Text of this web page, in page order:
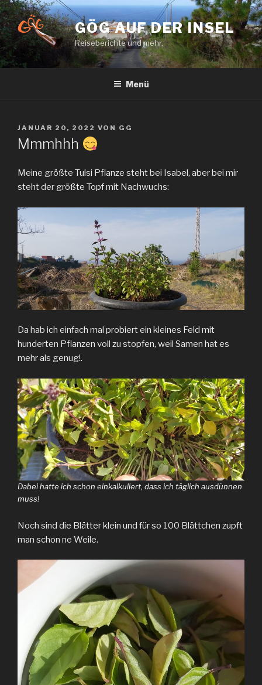
Zum
Inhalt
springen
GÖG AUF DER INSEL
Reiseberichte und mehr.
Menü
VERÖFFENTLICHT
AM
JANUAR 20, 2022 VON GG
Mmmhhh
Meine größte Tulsi Pflanze steht bei Isabel, aber bei mir
steht der größte Topf mit Nachwuchs:
Da hab ich einfach mal probiert ein kleines Feld mit
hunderten Pflanzen voll zu stopfen, weil Samen hat es
mehr als genug!.
Dabei hatte ich schon einkalkuliert, dass ich täglich ausdünnen
muss!
Noch sind die Blätter klein und für so 100 Blättchen zupft
man schon ne Weile.